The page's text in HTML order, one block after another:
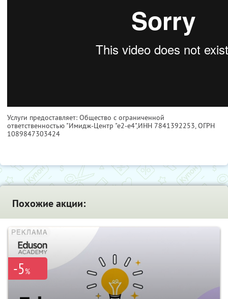
Услуги предоставляет: Общество с ограниченной
ответственностью "Имидж-Центр "е2-е4",ИНН 7841392253, ОГРН
1089847303424
Похожие акции:
-5%